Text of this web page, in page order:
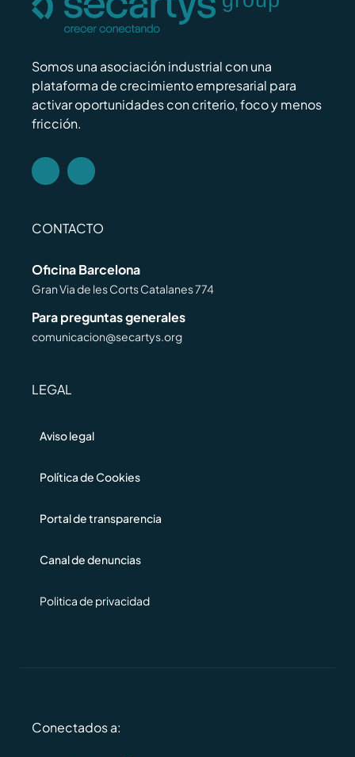
Somos una asociación industrial con una
plataforma de crecimiento empresarial para
activar oportunidades con criterio, foco y menos
fricción.
CONTACTO
Oficina Barcelona
Gran Via de les Corts Catalanes 774
Para preguntas generales
comunicacion@secartys.org
LEGAL
Aviso legal
Política de Cookies
Portal de transparencia
Canal de denuncias
Politica de privacidad
Conectados a: